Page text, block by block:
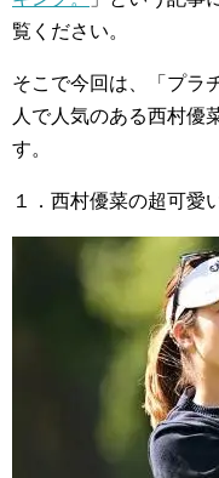
覧ください。
そこで今回は、「プラ
人で人気のある西村優
す。
１．西村優菜の超可愛